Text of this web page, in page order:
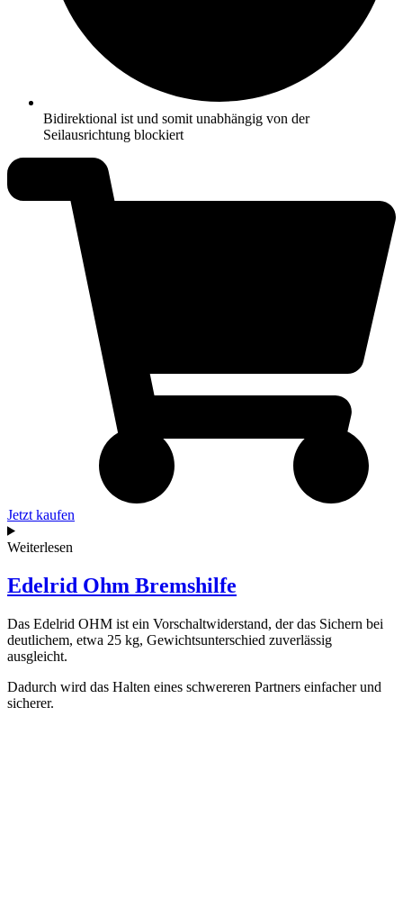
Bidirektional ist und somit unabhängig von der
Seilausrichtung blockiert
Jetzt kaufen
Weiterlesen
Edelrid Ohm Bremshilfe
Das Edelrid OHM ist ein Vorschaltwiderstand, der das Sichern bei
deutlichem, etwa 25 kg, Gewichtsunterschied zuverlässig
ausgleicht.
Dadurch wird das Halten eines schwereren Partners einfacher und
sicherer.